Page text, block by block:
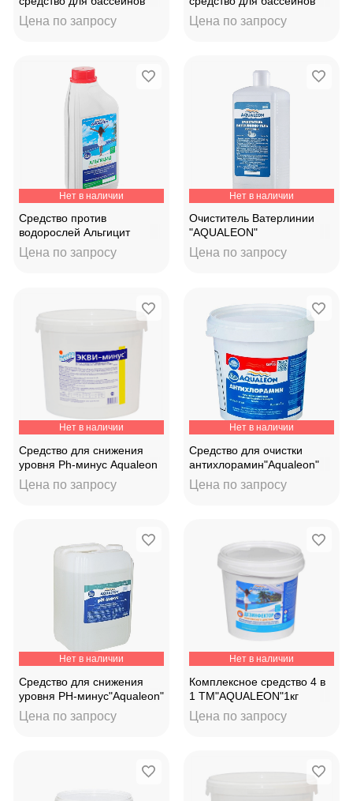
Chemoform Всё-в-одном
200гр. Германия
Цена по запросу
Aqualeon"O2 ACTIVE"12кг
Цена по запросу
Нет в наличии
Средство против
водорослей Альгицит
непенящийся
"AQUALEON"AN1L 1кг
Цена по запросу
Нет в наличии
Очиститель Ватерлинии
"AQUALEON"
гель(кислотный) 1кг
Цена по запросу
Нет в наличии
Средство для снижения
уровня Ph-минус Aqualeon
гранулы (ведро 13кг)
Цена по запросу
Нет в наличии
Средство для очистки
антихлорамин"Aqualeon"
гранулы 1кг
Цена по запросу
Нет в наличии
Средство для снижения
уровня PH-минус"Aqualeon"
жидкий 30л
Цена по запросу
Нет в наличии
Комплексное средство 4 в
1 ТМ"AQUALEON"1кг
Цена по запросу